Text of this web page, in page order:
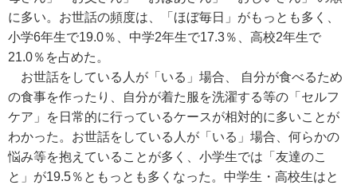
に多い。お世話の頻度は、「ほぼ毎日」がもっとも多く、
小学6年生で19.0％、中学2年生で17.3％、高校2年生で
21.0％を占めた。
お世話をしている人が「いる」場合、 自分が食べるため
の食事を作ったり、自分が着た服を洗濯する等の「セルフ
ケア」を日常的に行っているケースが相対的に多いことが
わかった。お世話をしている人が「いる」場合、何らかの
悩み等を抱えていることが多く、小学生では「友達のこ
と」が19.5％ともっとも多くなった。中学生・高校生はと